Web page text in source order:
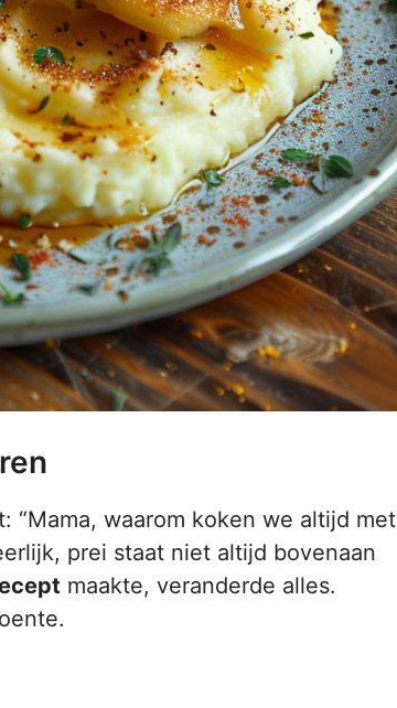
waarom koken we altijd met
prei staat niet altijd bovenaan
maakte, veranderde alles.